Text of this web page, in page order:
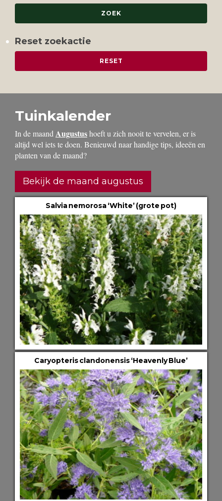
Reset zoekactie
Tuinkalender
In de maand Augustushoeft u zich nooit te vervelen, er is
altijd wel iets te doen. Benieuwd naar handige tips, ideeën en
planten van de maand?
Bekijk de maand augustus
Salvia nemorosa ‘White’ (grote pot)
Caryopteris clandonensis ‘Heavenly Blue’